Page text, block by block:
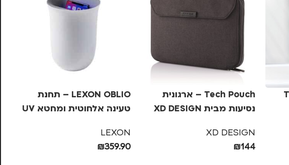
Tech Pouch – ארגונית
נסיעות מבית XD DESIGN
XD DESIGN
₪144
LEXON OBLIO – תחנת
טעינה אלחוטית ומחטא UV
LEXON
₪359.90